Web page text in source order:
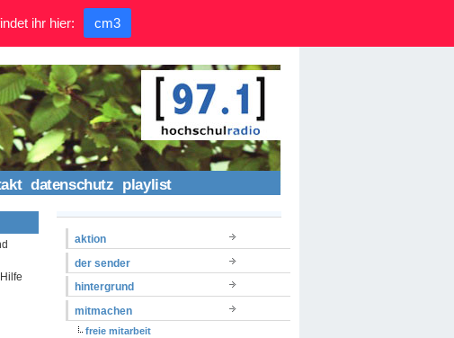
datenschutz playlist
aktion
der sender
hintergrund
mitmachen
freie mitarbeit
ihr hier: cm3